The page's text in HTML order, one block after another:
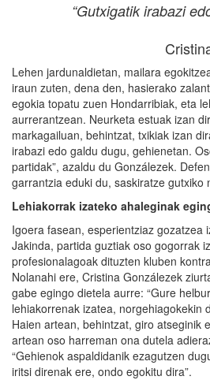
“Gutxigatik irabazi
Lehen jardunaldietan, mailara
iraun zuten, dena den, hasierako
egokia topatu zuen Hondarribiak, eta
aurrerantzean. Neurketa estuak izan
markagailuan, behintzat, txikiak izan
irabazi edo galdu dugu, gehienetan.
partidak”, azaldu du Gonzálezek.
garrantzia eduki du, saskiratze gutxiko
Lehiakorrak izateko ahaleginak
Igoera fasean, esperientziaz gozatzea
Jakinda, partida guztiak oso gogorrak
profesionalagoak dituzten kluben
Nolanahi ere, Cristina Gonzálezek
gabe egingo dietela aurre: “Gure
lehiakorrenak izatea, norgehiagokekin
Haien artean, behintzat, giro atseginik
artean oso harreman ona dutela
“Gehienok aspaldidanik ezagutzen
iritsi direnak ere, ondo egokitu dira”.